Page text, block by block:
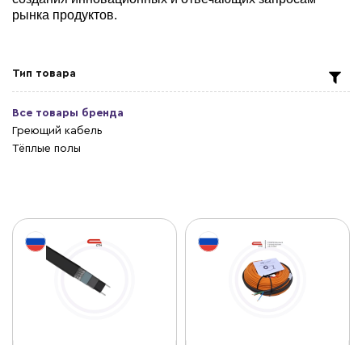
рынка продуктов.
Тип товара
Все товары бренда
Греющий кабель
Тёплые полы